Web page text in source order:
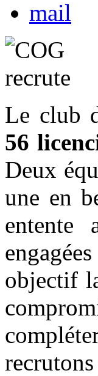
Le club
56
Deux
une en
entente
objectif